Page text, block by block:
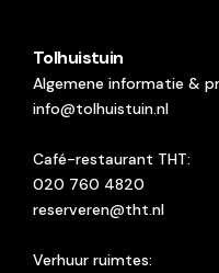
Tolhuistuin
Algemene informatie &
info@tolhuistuin.nl
Café-restaurant THT:
020 760 4820
reserveren@tht.nl
Verhuur ruimtes: